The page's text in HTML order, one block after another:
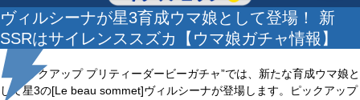
ヴィルシーナが星3育成ウマ娘として登場！ 新
SSRはサイレンススズカ【ウマ娘ガチャ情報】
“ピックアップ プリティーダービーガチャ”では、新たな育成ウマ娘と
して星3の[Le beau sommet]ヴィルシーナが登場します。ピックアップ